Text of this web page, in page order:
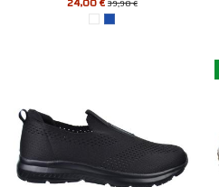
39,90 €